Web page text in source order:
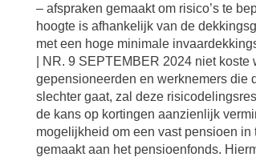
– afspraken gemaakt om risico’s te
hoogte is afhankelijk van de
met een hoge minimale
| NR. 9 SEPTEMBER 2024 niet
gepensioneerden en werknemers die
slechter gaat, zal deze
de kans op kortingen aanzienlijk
mogelijkheid om een vast pensioen
gemaakt aan het pensioenfonds.